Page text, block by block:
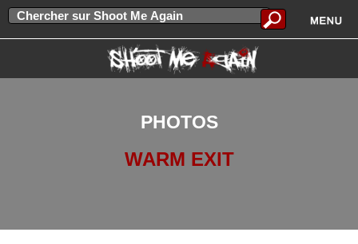
PHOTOS
WARM EXIT